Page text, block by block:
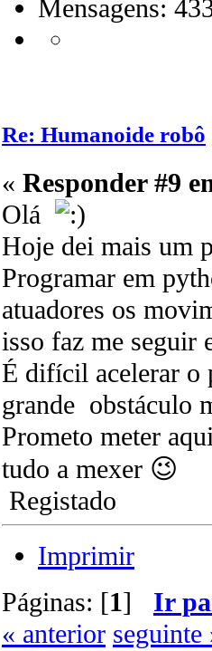
Mensagens:
Re: Humanoide robô
« Responder #9
Olá
Hoje dei mais um
Programar em
atuadores os
isso faz me seguir
É difícil acelerar o
grande obstáculo
Prometo meter
tudo a mexer 😉
Registado
Imprimir
Páginas: [1] Ir
« anterior seguinte